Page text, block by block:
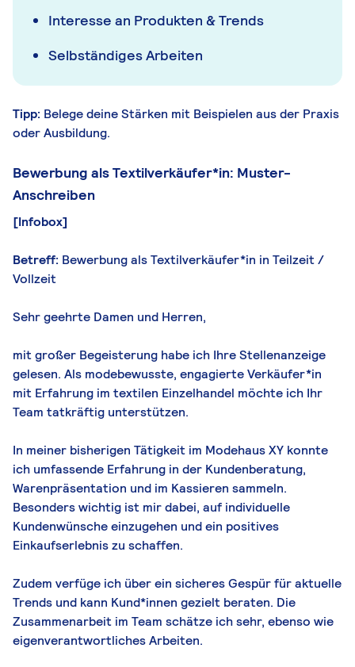
Interesse an Produkten & Trends
Selbständiges Arbeiten
Tipp: Belege deine Stärken mit Beispielen aus der Praxis
oder Ausbildung.
Bewerbung als Textilverkäufer*in: Muster-
Anschreiben
[Infobox]
Betreff: Bewerbung als Textilverkäufer*in in Teilzeit /
Vollzeit
Sehr geehrte Damen und Herren,
mit großer Begeisterung habe ich Ihre Stellenanzeige
gelesen. Als modebewusste, engagierte Verkäufer*in
mit Erfahrung im textilen Einzelhandel möchte ich Ihr
Team tatkräftig unterstützen.
In meiner bisherigen Tätigkeit im Modehaus XY konnte
ich umfassende Erfahrung in der Kundenberatung,
Warenpräsentation und im Kassieren sammeln.
Besonders wichtig ist mir dabei, auf individuelle
Kundenwünsche einzugehen und ein positives
Einkaufserlebnis zu schaffen.
Zudem verfüge ich über ein sicheres Gespür für aktuelle
Trends und kann Kund*innen gezielt beraten. Die
Zusammenarbeit im Team schätze ich sehr, ebenso wie
eigenverantwortliches Arbeiten.